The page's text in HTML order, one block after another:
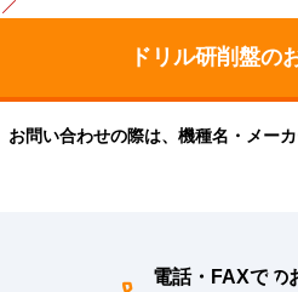
お問い合わせの際は、機種名・メー
電話・FAXでの